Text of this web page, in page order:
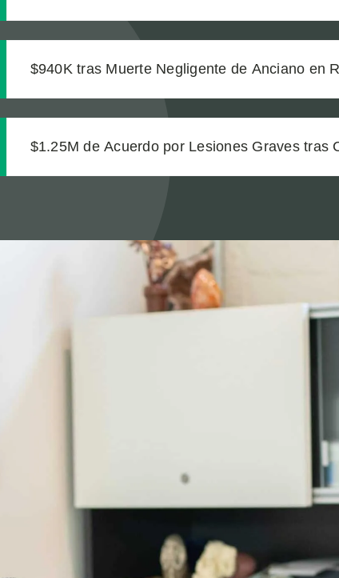
$940K tras Muerte Negligente de Anciano en
$1.25M de Acuerdo por Lesiones Graves tras